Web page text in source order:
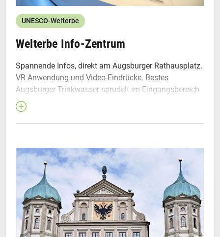
UNESCO-Welterbe
Welterbe Info-Zentrum
Spannende Infos, direkt am Augsburger Rathausplatz.
VR Anwendung und Video-Eindrücke. Bestes
Augsburger Trinkwasser sprudelt im Eingangsbereich
direkt aus einem großen Lechfindling (Stein) – einfach
in die eigene Wasserflasche füllen! Das Welterbe Info-
Zentrum ist innovativ, zentral gelegen und barrierefrei
Das Augsburger Wassermanagement-System
Wir informieren zum Augsburger Welterbe